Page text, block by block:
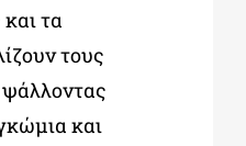
τα
τους
ψάλλοντας
και